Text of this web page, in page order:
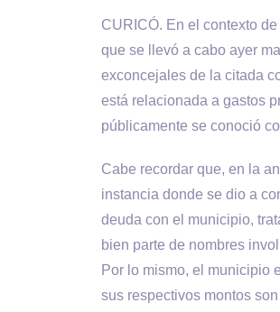
CURICÓ. En el contexto
que se llevó a cabo ayer
exconcejales de la citada
está relacionada a gastos
públicamente se conoció
Cabe recordar que, en la
instancia donde se dio a
deuda con el municipio,
bien parte de nombres
Por lo mismo, el municipio
sus respectivos montos